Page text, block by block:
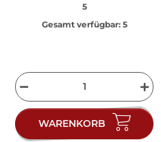
5
Gesamt verfügbar:5
WARENKORB